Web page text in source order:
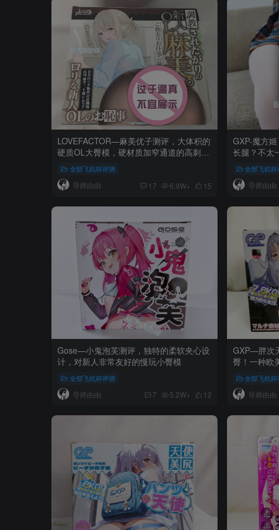
LOVEFACTOR—麻美优子测评，大体积的
硬质OL大臀模，硬材质加窄通道的高刺激
体验全部飞机杯评测
导师由由 17 6.9W+ 15
GXP-魔方
长腿？不太
全部飞机杯
导师由由
Gose—小鬼泡芙测评，独特的柔软夹心设
计，对新人非常友好的慢玩小臀模
全部飞机杯评测
导师由由 7 5.2W+ 12
GXP—胖次
臀！一种欧
全部飞机杯
导师由由